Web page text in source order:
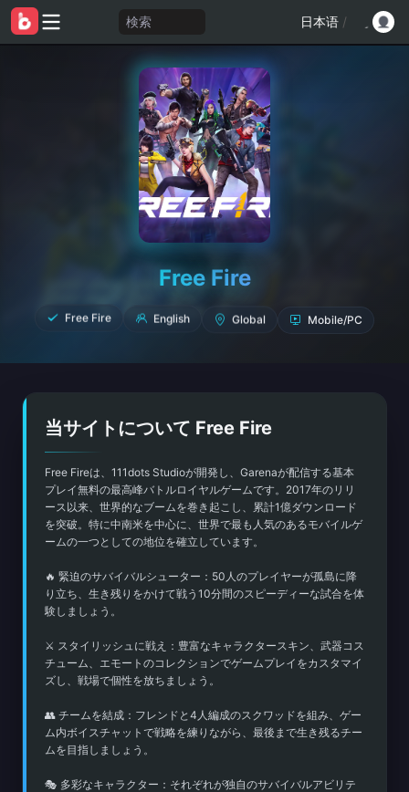
検索 日本语 /
Free Fire
Free Fire English Global Mobile/PC
当サイトについて Free Fire
Free Fireは、111dots Studioが開発し、Garenaが配信する基本
プレイ無料の最高峰バトルロイヤルゲームです。2017年のリリ
ース以来、世界的なブームを巻き起こし、累計1億ダウンロード
を突破。特に中南米を中心に、世界で最も人気のあるモバイルゲ
ームの一つとしての地位を確立しています。
🔥 緊迫のサバイバルシューター：50人のプレイヤーが孤島に降
り立ち、生き残りをかけて戦う10分間のスピーディーな試合を体
験しましょう。
⚔️ スタイリッシュに戦え：豊富なキャラクタースキン、武器コス
チューム、エモートのコレクションでゲームプレイをカスタマイ
ズし、戦場で個性を放ちましょう。
👥 チームを結成：フレンドと4人編成のスクワッドを組み、ゲー
ム内ボイスチャットで戦略を練りながら、最後まで生き残るチー
ムを目指しましょう。
🎭 多彩なキャラクター：それぞれが独自のサバイバルアビリテ